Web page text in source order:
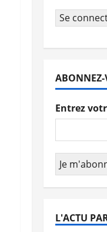
Se
ABONNEZ-
Entrez
L'ACTU